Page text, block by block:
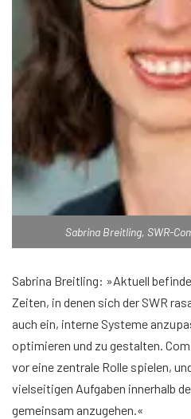
Sabrina Breitling, SWR-
Sabrina Breitling: »Aktuell
Zeiten, in denen sich der SWR
auch ein, interne Systeme
optimieren und zu gestalten.
vor eine zentrale Rolle spielen,
vielseitigen Aufgaben innerhalb
gemeinsam anzugehen.«